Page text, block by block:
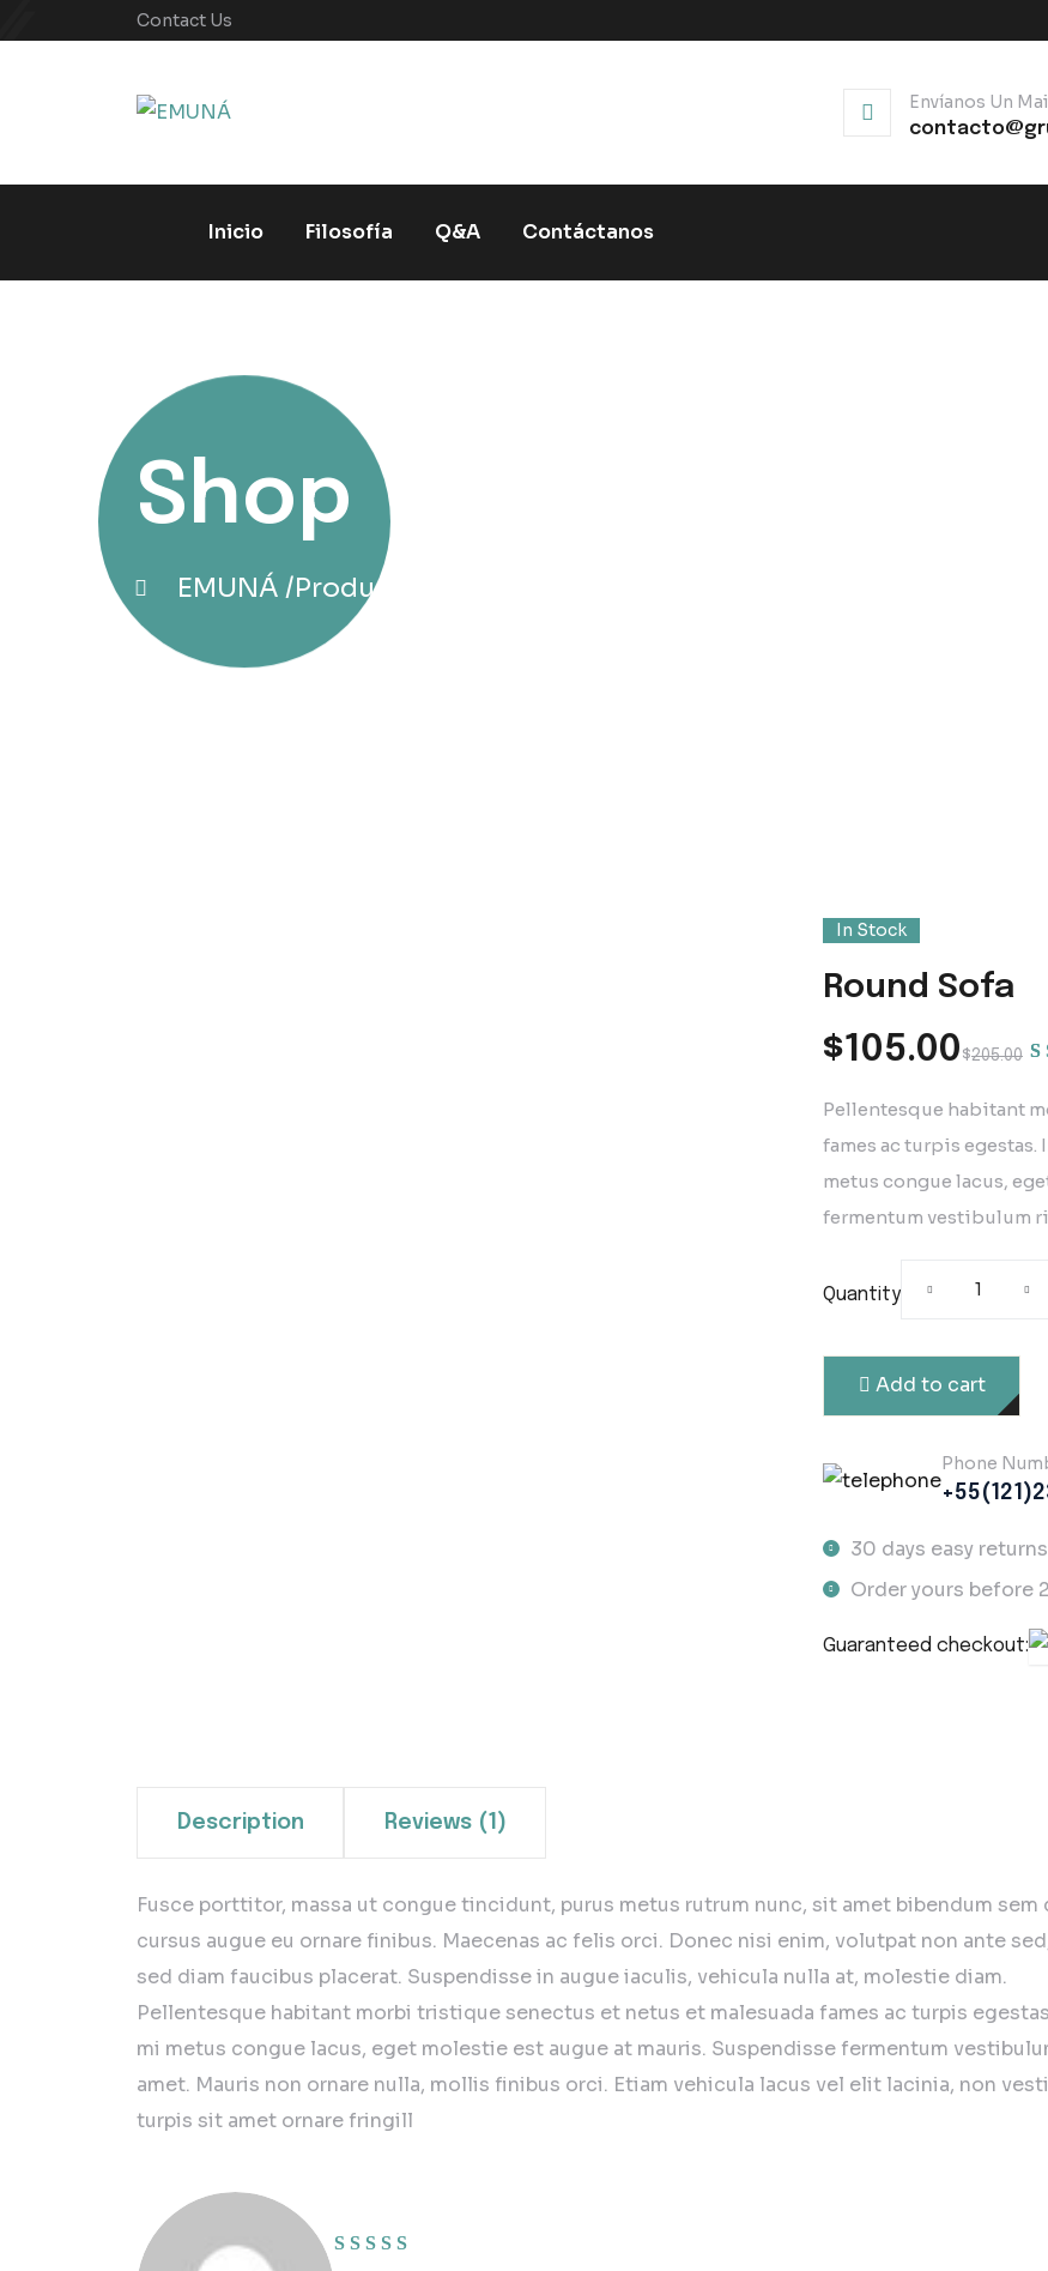
Contact Us
Envíanos Un
Inicio Filosofía Q&A Contáctanos
Shop
EMUNÁ Products
In Stock
Round Sofa
$205.00
$105.00
of
Pellentesque habitant
fames ac turpis
metus congue lacus,
fermentum vestibulum
Quantity
Add to cart
Phone
30 days easy returns
Order yours before
Guaranteed checkout:
Description Reviews (1)
Fusce porttitor, massa ut congue tincidunt, purus metus rutrum nunc, sit amet bibendum
cursus augue eu ornare finibus. Maecenas ac felis orci. Donec nisi enim, volutpat non ante
sed diam faucibus placerat. Suspendisse in augue iaculis, vehicula nulla at, molestie diam.
Pellentesque habitant morbi tristique senectus et netus et malesuada fames ac turpis
mi metus congue lacus, eget molestie est augue at mauris. Suspendisse fermentum
amet. Mauris non ornare nulla, mollis finibus orci. Etiam vehicula lacus vel elit lacinia, non
turpis sit amet ornare fringill